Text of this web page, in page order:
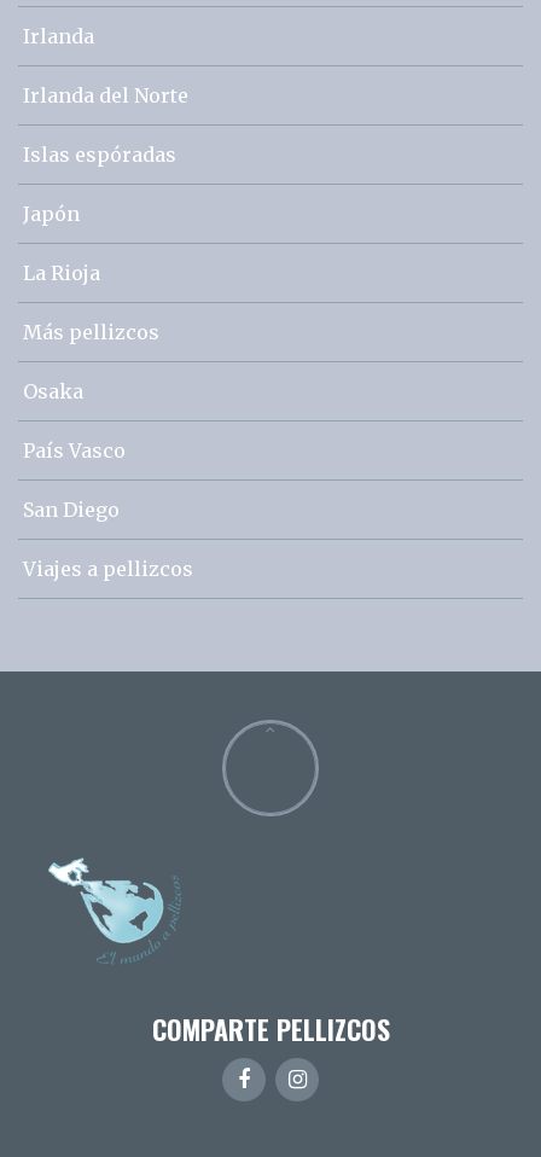
Irlanda
Irlanda del Norte
Islas espóradas
Japón
La Rioja
Más pellizcos
Osaka
País Vasco
San Diego
Viajes a pellizcos
COMPARTE PELLIZCOS